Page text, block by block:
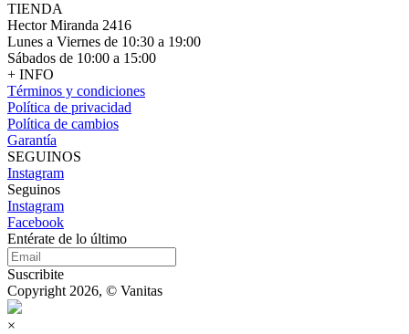
TIENDA
Hector Miranda 2416
Lunes a Viernes de 10:30 a 19:00
Sábados de 10:00 a 15:00
+ INFO
Términos y condiciones
Política de privacidad
Política de cambios
Garantía
SEGUINOS
Instagram
Seguinos
Instagram
Facebook
Entérate de lo último
Suscribite
Copyright 2026, © Vanitas
×